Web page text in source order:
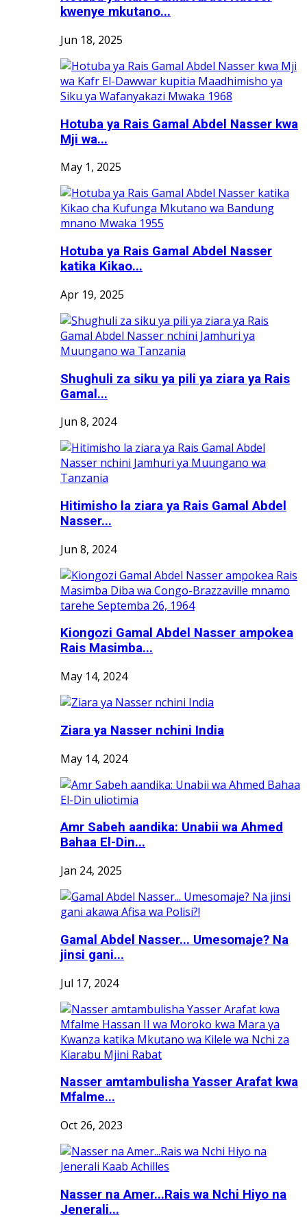
kwenye mkutano...
Jun 18, 2025
Hotuba ya Rais Gamal Abdel Nasser kwa
Mji wa...
May 1, 2025
Hotuba ya Rais Gamal Abdel Nasser
katika Kikao...
Apr 19, 2025
Shughuli za siku ya pili ya ziara ya Rais
Gamal...
Jun 8, 2024
Hitimisho la ziara ya Rais Gamal Abdel
Nasser...
Jun 8, 2024
Kiongozi Gamal Abdel Nasser ampokea
Rais Masimba...
May 14, 2024
Ziara ya Nasser nchini India
May 14, 2024
Amr Sabeh aandika: Unabii wa Ahmed
Bahaa El-Din...
Jan 24, 2025
Gamal Abdel Nasser... Umesomaje? Na
jinsi gani...
Jul 17, 2024
Nasser amtambulisha Yasser Arafat kwa
Mfalme...
Oct 26, 2023
Nasser na Amer...Rais wa Nchi Hiyo na
Jenerali...